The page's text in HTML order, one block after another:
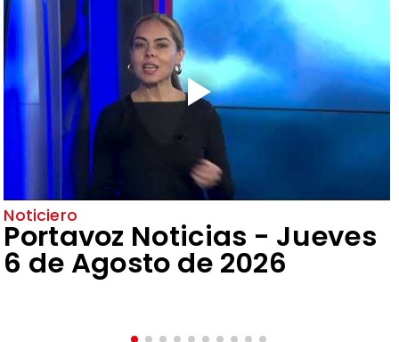
Noticiero
Portavoz Noticias - Jueves
6 de Agosto de 2026